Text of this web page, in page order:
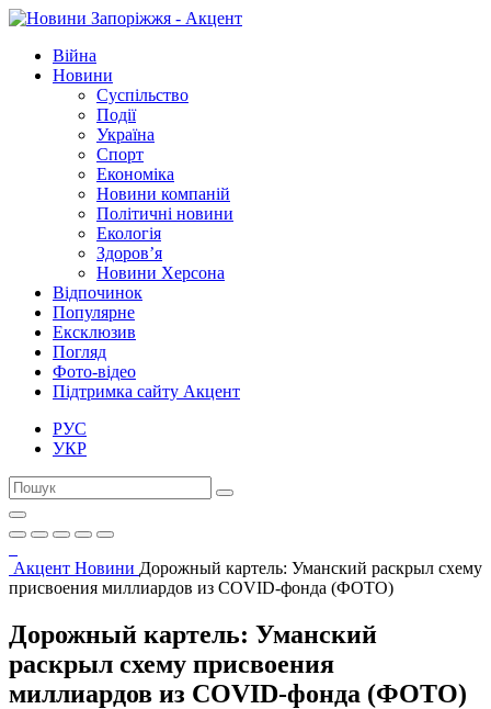
Війна
Новини
Суспільство
Події
Україна
Спорт
Економіка
Новини компаній
Політичні новини
Екологія
Здоров’я
Новини Херсона
Відпочинок
Популярне
Ексклюзив
Погляд
Фото-відео
Підтримка сайту Акцент
РУС
УКР
Акцент Новини Дорожный картель: Уманский раскрыл схему
присвоения миллиардов из COVID-фонда (ФОТО)
Дорожный картель: Уманский
раскрыл схему присвоения
миллиардов из COVID-фонда (ФОТО)